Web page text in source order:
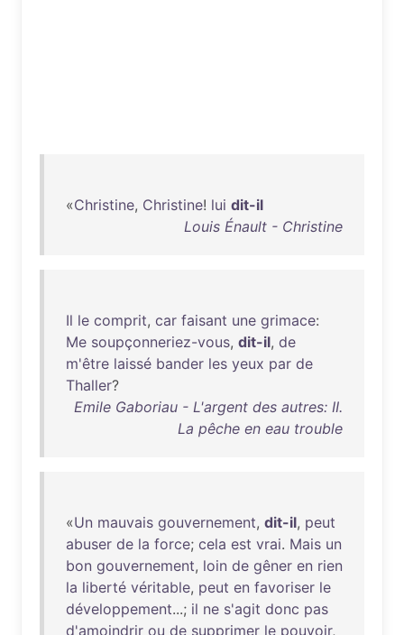
«Christine, Christine! lui dit-il
Louis Énault - Christine
Il le comprit, car faisant une grimace:
Me soupçonneriez-vous, dit-il, de
m'être laissé bander les yeux par de
Thaller?
Emile Gaboriau - L'argent des autres: II.
La pêche en eau trouble
«Un mauvais gouvernement, dit-il, peut
abuser de la force; cela est vrai. Mais un
bon gouvernement, loin de gêner en rien
la liberté véritable, peut en favoriser le
développement...; il ne s'agit donc pas
d'amoindrir ou de supprimer le pouvoir,